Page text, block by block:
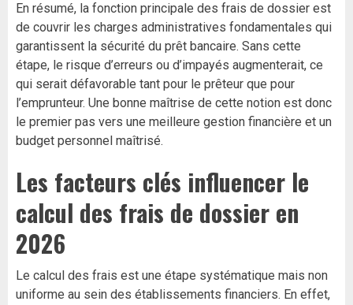
En résumé, la fonction principale des frais de dossier est
de couvrir les charges administratives fondamentales qui
garantissent la sécurité du prêt bancaire. Sans cette
étape, le risque d’erreurs ou d’impayés augmenterait, ce
qui serait défavorable tant pour le prêteur que pour
l’emprunteur. Une bonne maîtrise de cette notion est donc
le premier pas vers une meilleure gestion financière et un
budget personnel maîtrisé.
Les facteurs clés influencer le
calcul des frais de dossier en
2026
Le calcul des frais est une étape systématique mais non
uniforme au sein des établissements financiers. En effet,